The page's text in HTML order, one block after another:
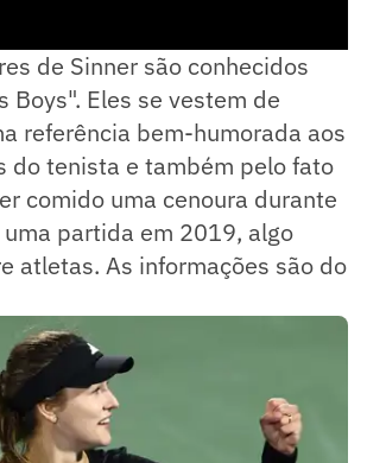
de Sinner são conhecidos
Boys". Eles se vestem de
referência bem-humorada aos
do tenista e também pelo fato
comido uma cenoura durante
partida em 2019, algo
atletas. As informações são do